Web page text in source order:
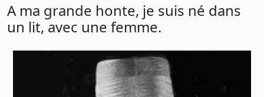
A ma grande honte, je suis né dans
un lit, avec une femme.